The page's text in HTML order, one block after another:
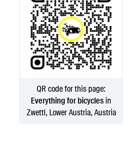
QR code for this page:
Everything for bicyclesin
Zwettl, Lower Austria, Austria